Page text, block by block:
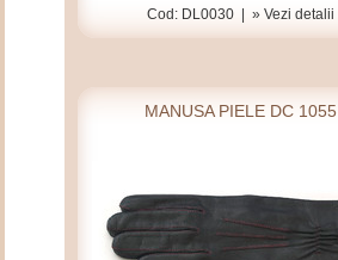
Cod: DL0030 |» Vezi detalii
MANUSA PIELE DC 1055